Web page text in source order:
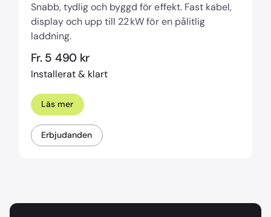
Snabb, tydlig och byggd för effekt. Fast kabel,
display och upp till 22 kW för en pålitlig
laddning.
Fr. 5 490 kr
Installerat & klart
Läs mer
Erbjudanden